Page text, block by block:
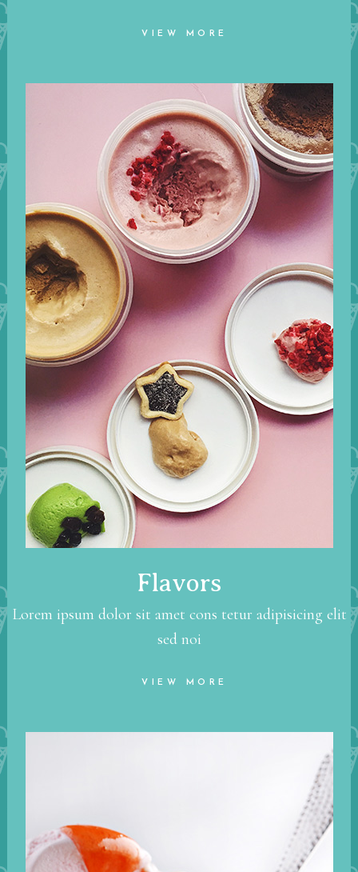
VIEW MORE
Flavors
Lorem ipsum dolor sit amet cons tetur adipisicing elit
sed noi
VIEW MORE